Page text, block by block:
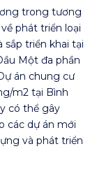
trong tương
phát triển loại
sắp triển khai tại
Một đa phần
án chung cư
m2 tại Bình
có thể gây
các dự án mới
và phát triển